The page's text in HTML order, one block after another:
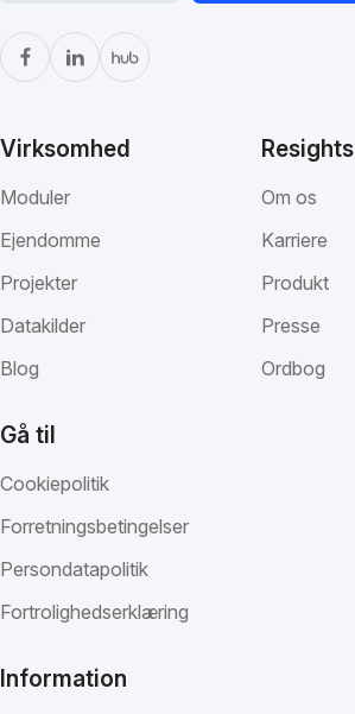
Virksomhed
Moduler
Ejendomme
Projekter
Datakilder
Blog
Resights
Om os
Karriere
Produkt
Presse
Ordbog
Gå til
Cookiepolitik
Forretningsbetingelser
Persondatapolitik
Fortrolighedserklæring
Information